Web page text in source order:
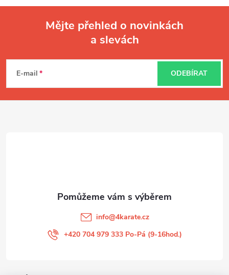
ý
u
p
Mějte přehled o novinkách
a slevách
E-mail ODEBÍRAT
info@4karate.cz
+420 704 979 333 Po-Pá (9-16hod.)